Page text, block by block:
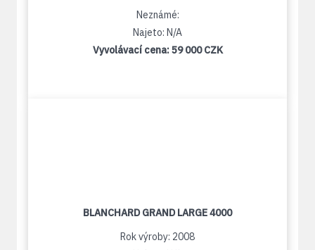
Neznámé:
Najeto: N/A
Vyvolávací cena:59 000 CZK
BLANCHARD GRAND LARGE 4000
Rok výroby: 2008